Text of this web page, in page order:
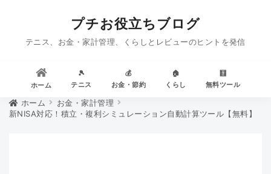
プチお役立ちブログ
テニス、お金・家計管理、くらしとレビューのヒントを発信
ホーム
🎾
テニス
💰
お金・節約
🏠
くらし
🧮
無料ツール
ホーム
お金・家計管理
新NISA対応！積立・複利シミュレーション自動計算ツール【無料】